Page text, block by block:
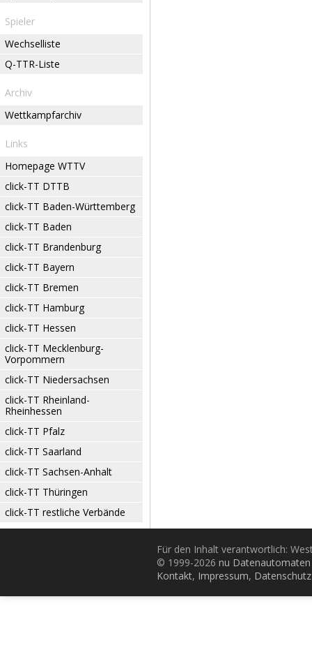
Spieler
Wechselliste
Q-TTR-Liste
Archiv
Wettkampfarchiv
Links
Homepage WTTV
click-TT DTTB
click-TT Baden-Württemberg
click-TT Baden
click-TT Brandenburg
click-TT Bayern
click-TT Bremen
click-TT Hamburg
click-TT Hessen
click-TT Mecklenburg-
Vorpommern
click-TT Niedersachsen
click-TT Rheinland-
Rheinhessen
click-TT Pfalz
click-TT Saarland
click-TT Sachsen-Anhalt
click-TT Thüringen
click-TT restliche Verbände
Für den Inhalt verantwortlich:
© 1999-2026 nu
Kontakt, Impressum, Datenschutz